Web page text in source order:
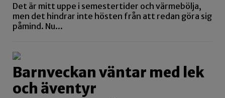
Det är mitt uppe i semestertider och värmebölja,
men det hindrar inte hösten från att redan göra sig
påmind. Nu...
Barnveckan väntar med lek
och äventyr